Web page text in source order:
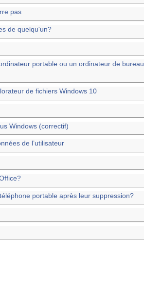
pas
de quelqu'un?
portable ou un ordinateur de bureau
de fichiers Windows 10
Windows (correctif)
de l’utilisateur
portable après leur suppression?